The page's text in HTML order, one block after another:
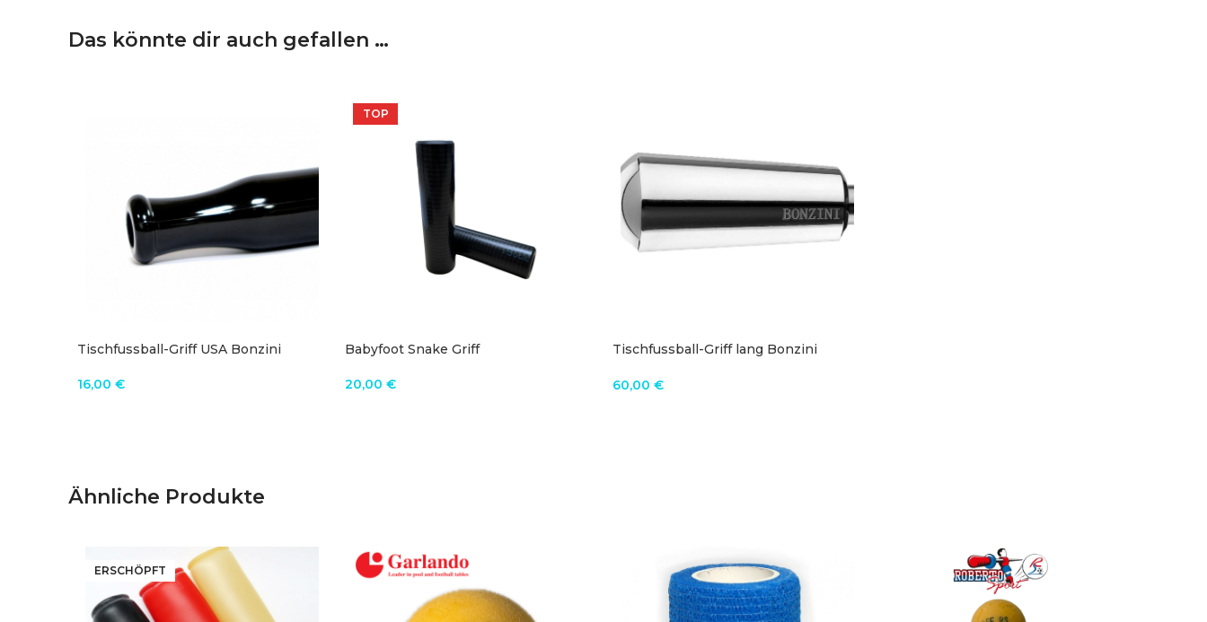
Das könnte dir auch gefallen …
Tischfussball-Griff USA Bonzini
16,00 €
TOP
Babyfoot Snake Griff
20,00 €
Tischfussball-Griff lang Bonzini
60,00 €
Ähnliche Produkte
ERSCHÖPFT